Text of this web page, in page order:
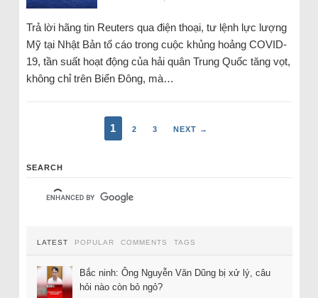
Trả lời hãng tin Reuters qua điện thoại, tư lệnh lực lượng
Mỹ tại Nhật Bản tố cáo trong cuộc khủng hoảng COVID-
19, tần suất hoạt động của hải quân Trung Quốc tăng vọt,
không chỉ trên Biển Đông, mà…
1 2 3 NEXT →
SEARCH
LATEST POPULAR COMMENTS TAGS
Bắc ninh: Ông Nguyễn Văn Dũng bị xử lý, câu
hỏi nào còn bỏ ngỏ?